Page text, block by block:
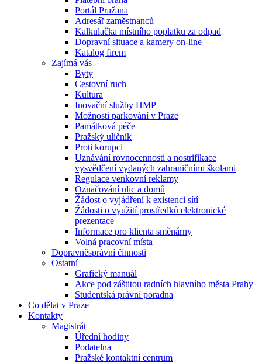
Portál Pražana
Adresář zaměstnanců
Kalkulačka místního poplatku za odpad
Dopravní situace a kamery on-line
Katalog firem
Zajímá vás
Byty
Cestovní ruch
Kultura
Inovační služby HMP
Možnosti parkování v Praze
Památková péče
Pražský uličník
Proti korupci
Uznávání rovnocennosti a nostrifikace
vysvědčení vydaných zahraničními školami
Regulace venkovní reklamy
Označování ulic a domů
Žádost o vyjádření k existenci sítí
Žádosti o využití prostředků elektronické
prezentace
Informace pro klienta směnárny
Volná pracovní místa
Dopravněsprávní činnosti
Ostatní
Grafický manuál
Akce pod záštitou radních hlavního města Prahy
Studentská právní poradna
Co dělat v Praze
Kontakty
Magistrát
Úřední hodiny
Podatelna
Pražské kontaktní centrum